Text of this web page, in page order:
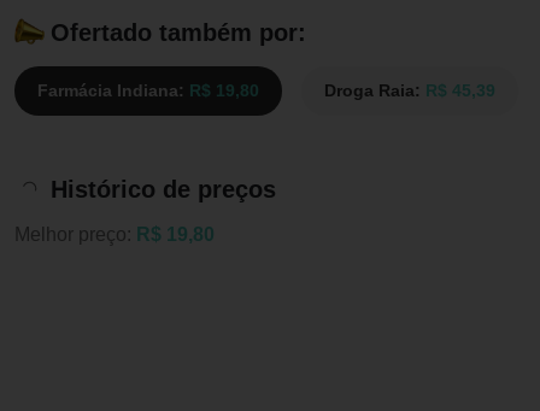
Ofertado também por:
Farmácia Indiana: R$ 19,80 Droga Raia: R$ 45,39
Histórico de preços
Melhor preço: R$ 19,80